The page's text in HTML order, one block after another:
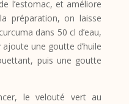
l’estomac, et améliore
préparation, on laisse
dans 50 cl d’eau,
une goutte d’huile
puis une goutte
le velouté vert au